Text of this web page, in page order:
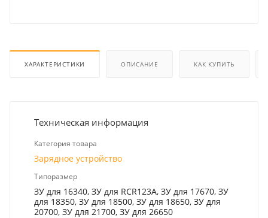
ХАРАКТЕРИСТИКИ ОПИСАНИЕ КАК КУПИТЬ
Техническая информация
Категория товара
Зарядное устройство
Типоразмер
ЗУ для 16340, ЗУ для RCR123A, ЗУ для 17670, ЗУ
для 18350, ЗУ для 18500, ЗУ для 18650, ЗУ для
20700, ЗУ для 21700, ЗУ для 26650